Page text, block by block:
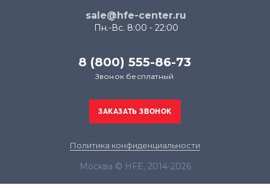
sale@hfe-center.ru
Пн.-Вс. 8:00 - 22:00
8 (800) 555-86-73
Звонок бесплатный
Политика конфиденциальности
Москва © HFE, 2014-2026